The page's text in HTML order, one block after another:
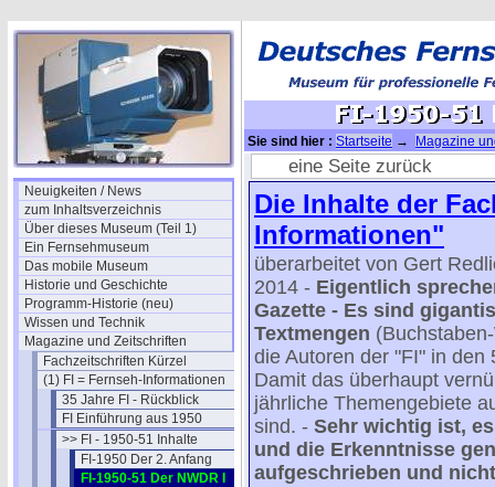
Neuigkeiten / News
zum Inhaltsverzeichnis
Über dieses Museum (Teil 1)
Ein Fernsehmuseum
Das mobile Museum
Historie und Geschichte
Programm-Historie (neu)
Wissen und Technik
Magazine und Zeitschriften
Fachzeitschriften Kürzel
(1) FI = Fernseh-Informationen
35 Jahre FI - Rückblick
FI Einführung aus 1950
>> FI - 1950-51 Inhalte
FI-1950 Der 2. Anfang
FI-1950-51 Der NWDR I
Sie sind hier : Startseite →
Magazine
51 Inhalte→ FI-1950-51 Der NWDR I
eine Seite zurück
Die Inhalte der
Informationen"
überarbeitet von Gert
2014 - Eigentlich
Gazette - Es sind
Textmengen
die Autoren der "FI" in
Damit das überhaupt
jährliche Themengebiete
sind. - Sehr wichtig ist,
und die Erkenntnisse
aufgeschrieben und